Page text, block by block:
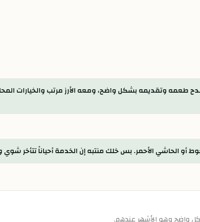
طعمه وتقديمه بشكل واضح، ومعه الأرز مرتب والخيارات
أو الحاشي الأحمر. بس خلك منتبه إن الخدمة أحياناً تتأخر